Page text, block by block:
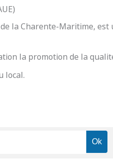
la Charente-Maritime,
la promotion de la
local.